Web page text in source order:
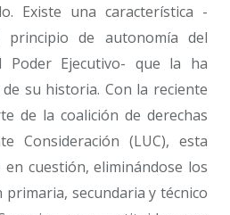
Existe una característica -
principio de autonomía del
Poder Ejecutivo- que la ha
su historia. Con la reciente
de la coalición de derechas
Consideración (LUC), esta
cuestión, eliminándose los
primaria, secundaria y técnico